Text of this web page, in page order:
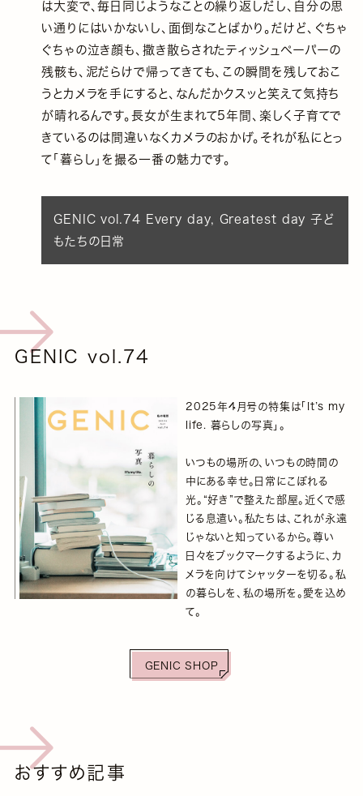
は大変で、毎日同じようなことの繰り返しだし、自分の思
い通りにはいかないし、面倒なことばかり。だけど、ぐちゃ
ぐちゃの泣き顔も、撒き散らされたティッシュペーパーの
残骸も、泥だらけで帰ってきても、この瞬間を残しておこ
うとカメラを手にすると、なんだかクスッと笑えて気持ち
が晴れるんです。長女が生まれて5年間、楽しく子育てで
きているのは間違いなくカメラのおかげ。それが私にとっ
て「暮らし」を撮る一番の魅力です。
GENIC vol.74 Every day, Greatest day 子ど
もたちの日常
GENIC vol.74
2025年4月号の特集は「It’s my
life. 暮らしの写真」。
いつもの場所の、いつもの時間の
中にある幸せ。日常にこぼれる
光。“好き”で整えた部屋。近くで感
じる息遣い。私たちは、これが永遠
じゃないと知っているから。尊い
日々をブックマークするように、カ
メラを向けてシャッターを切る。私
の暮らしを、私の場所を。愛を込め
て。
GENIC SHOP
おすすめ記事